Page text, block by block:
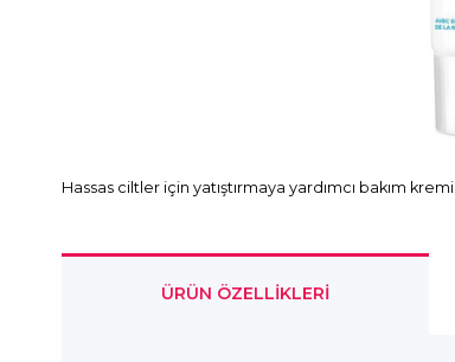
Hassas ciltler için yatıştırmaya yardımcı bakım kremi
ÜRÜN ÖZELLIKLERI